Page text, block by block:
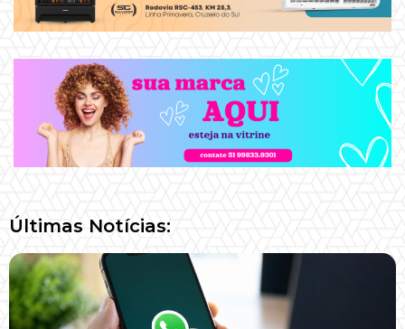
Últimas Notícias: